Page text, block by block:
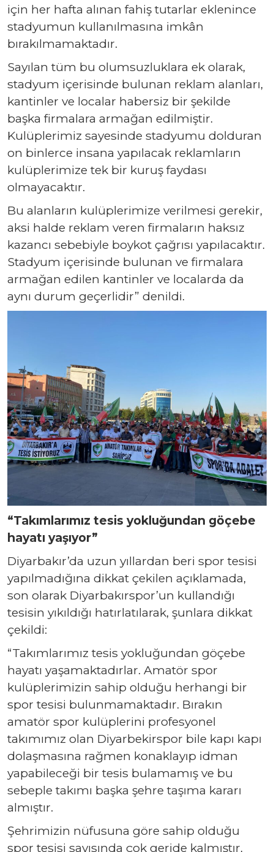
için her hafta alınan fahiş tutarlar eklenince
stadyumun kullanılmasına imkân
bırakılmamaktadır.
Sayılan tüm bu olumsuzluklara ek olarak,
stadyum içerisinde bulunan reklam alanları,
kantinler ve localar habersiz bir şekilde
başka firmalara armağan edilmiştir.
Kulüplerimiz sayesinde stadyumu dolduran
on binlerce insana yapılacak reklamların
kulüplerimize tek bir kuruş faydası
olmayacaktır.
Bu alanların kulüplerimize verilmesi gerekir,
aksi halde reklam veren firmaların haksız
kazancı sebebiyle boykot çağrısı yapılacaktır.
Stadyum içerisinde bulunan ve firmalara
armağan edilen kantinler ve localarda da
aynı durum geçerlidir” denildi.
“Takımlarımız tesis yokluğundan göçebe
hayatı yaşıyor”
Diyarbakır’da uzun yıllardan beri spor tesisi
yapılmadığına dikkat çekilen açıklamada,
son olarak Diyarbakırspor’un kullandığı
tesisin yıkıldığı hatırlatılarak, şunlara dikkat
çekildi:
“Takımlarımız tesis yokluğundan göçebe
hayatı yaşamaktadırlar. Amatör spor
kulüplerimizin sahip olduğu herhangi bir
spor tesisi bulunmamaktadır. Bırakın
amatör spor kulüplerini profesyonel
takımımız olan Diyarbekirspor bile kapı kapı
dolaşmasına rağmen konaklayıp idman
yapabileceği bir tesis bulamamış ve bu
sebeple takımı başka şehre taşıma kararı
almıştır.
Şehrimizin nüfusuna göre sahip olduğu
spor tesisi sayısında çok geride kalmıştır.